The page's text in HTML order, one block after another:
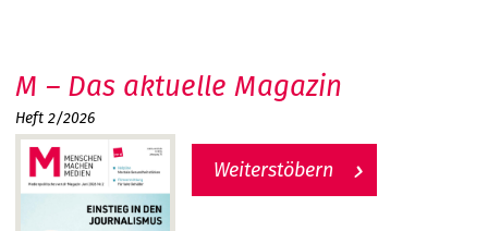
M – Das aktuelle Magazin
Heft 2/2026
Weiterstöbern